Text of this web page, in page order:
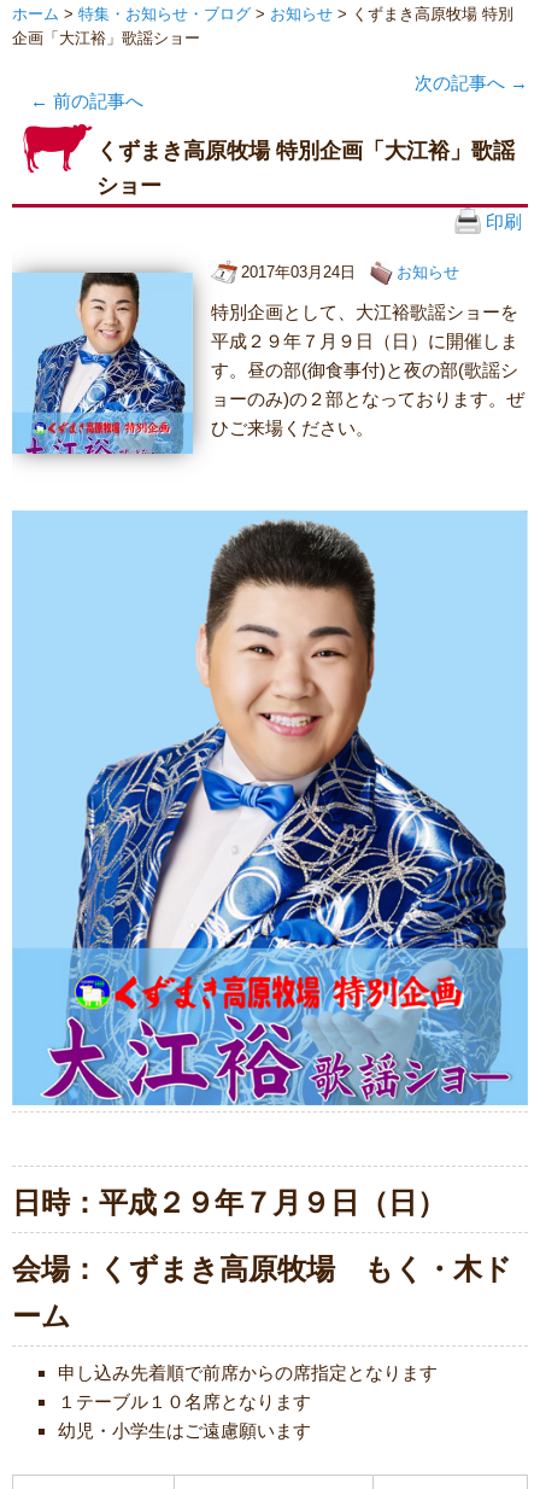
ホーム > 特集・お知らせ・ブログ > お知らせ > くずまき高原牧場 特別
企画「大江裕」歌謡ショー
← 前の記事へ
次の記事へ →
くずまき高原牧場 特別企画「大江裕」歌謡
ショー
印刷
2017年03月24日 お知らせ
特別企画として、大江裕歌謡ショーを
平成２９年７月９日（日）に開催しま
す。昼の部(御食事付)と夜の部(歌謡シ
ョーのみ)の２部となっております。ぜ
ひご来場ください。
日時：平成２９年７月９日（日）
会場：くずまき高原牧場 もく・木ド
ーム
申し込み先着順で前席からの席指定となります
１テーブル１０名席となります
幼児・小学生はご遠慮願います